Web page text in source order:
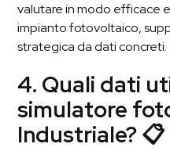
valutare in modo efficace
impianto fotovoltaico,
strategica da dati concreti.
4. Quali dati
simulatore
Industriale? 📋